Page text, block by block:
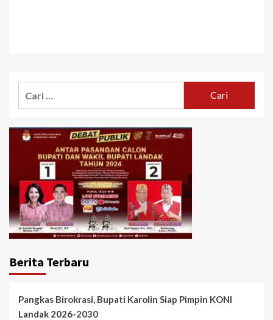
Berita Terbaru
Pangkas Birokrasi, Bupati Karolin Siap Pimpin KONI
Landak 2026-2030